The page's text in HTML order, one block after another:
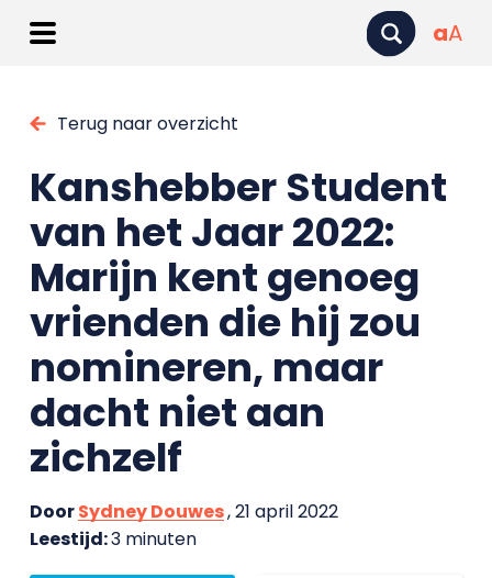
aA
Terug naar overzicht
Kanshebber Student
van het Jaar 2022:
Marijn kent genoeg
vrienden die hij zou
nomineren, maar
dacht niet aan
zichzelf
DoorSydney Douwes, 21 april 2022
Leestijd:3 minuten